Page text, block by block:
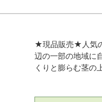
★現品販売★人気
辺の一部の地域に
くりと膨らむ茎の